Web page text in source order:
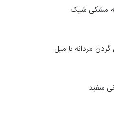
مشکی شیک
مردانه با میل
سفید